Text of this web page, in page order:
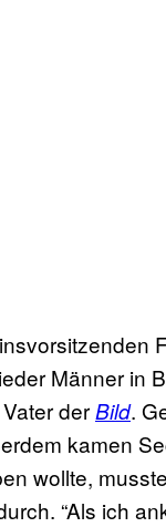
Männer in
derBild.
kamen
wollte,
“Als ich